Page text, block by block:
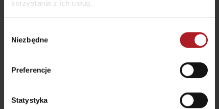
korzystania z ich usług.
zgody
Niezbędne
Preferencje
Statystyka